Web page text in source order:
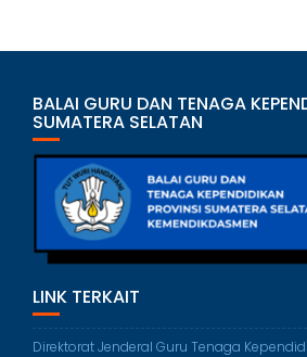
BALAI GURU DAN TENAGA
SUMATERA SELATAN
LINK TERKAIT
Direktorat Jenderal Guru Tenaga